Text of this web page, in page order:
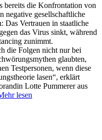
bereits die Konfrontation von
negative gesellschaftliche
Das Vertrauen in staatliche
das Virus sinkt, während
zunimmt.
die Folgen nicht nur bei
glaubten,
Testpersonen, wenn diese
lasen“, erklärt
Lotte Pummerer aus
lesen